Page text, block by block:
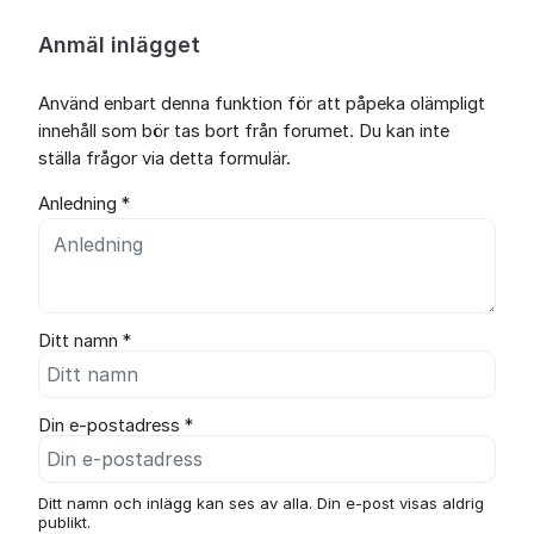
Anmäl inlägget
Använd enbart denna funktion för att påpeka olämpligt
innehåll som bör tas bort från forumet. Du kan inte
ställa frågor via detta formulär.
Anledning *
Ditt namn *
Din e-postadress *
Ditt namn och inlägg kan ses av alla. Din e-post visas aldrig
publikt.